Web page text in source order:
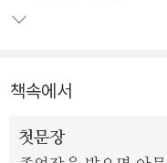
경증적인 어머니의 등쌀
책속에서
첫문장